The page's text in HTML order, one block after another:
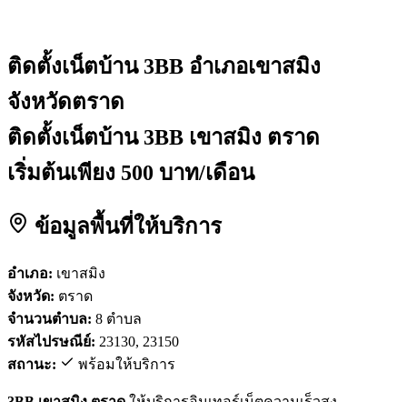
ติดตั้งเน็ตบ้าน 3BB อำเภอเขาสมิง
จังหวัดตราด
ติดตั้งเน็ตบ้าน 3BB เขาสมิง ตราด
เริ่มต้นเพียง 500 บาท/เดือน
ข้อมูลพื้นที่ให้บริการ
อำเภอ: เขาสมิง
จังหวัด: ตราด
จำนวนตำบล: 8 ตำบล
รหัสไปรษณีย์: 23130, 23150
สถานะ:
พร้อมให้บริการ